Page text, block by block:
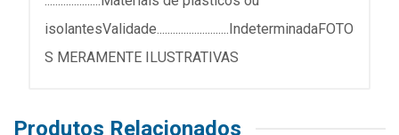
isolantesValidade...........................IndeterminadaFOTO
S MERAMENTE ILUSTRATIVAS
Produtos Relacionados